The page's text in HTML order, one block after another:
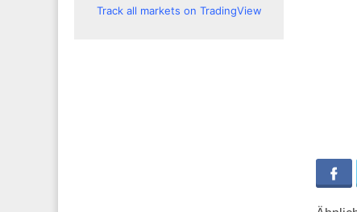
Track all markets on TradingView